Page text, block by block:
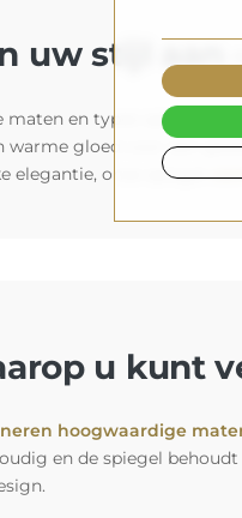
uw stijl aan
maten en types spiegels
warme gloed voor een
elegantie, onze spiegel
u kunt
hoogwaardige
en de spiegel